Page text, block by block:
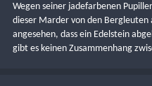
Wegen seiner jadefarbenen
dieser Marder von den Bergleuten
angesehen, dass ein Edelstein
gibt es keinen Zusammenhang